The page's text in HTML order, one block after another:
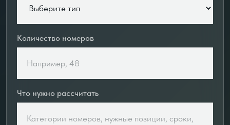
Количество номеров
Что нужно рассчитать